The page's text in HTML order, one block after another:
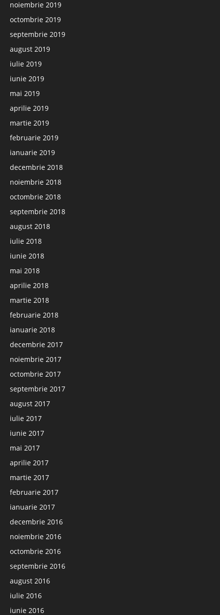
noiembrie 2019
octombrie 2019
septembrie 2019
august 2019
iulie 2019
iunie 2019
mai 2019
aprilie 2019
martie 2019
februarie 2019
ianuarie 2019
decembrie 2018
noiembrie 2018
octombrie 2018
septembrie 2018
august 2018
iulie 2018
iunie 2018
mai 2018
aprilie 2018
martie 2018
februarie 2018
ianuarie 2018
decembrie 2017
noiembrie 2017
octombrie 2017
septembrie 2017
august 2017
iulie 2017
iunie 2017
mai 2017
aprilie 2017
martie 2017
februarie 2017
ianuarie 2017
decembrie 2016
noiembrie 2016
octombrie 2016
septembrie 2016
august 2016
iulie 2016
iunie 2016